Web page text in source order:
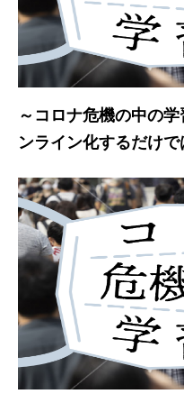
～コロナ危機の中の
ンライン化するだけ